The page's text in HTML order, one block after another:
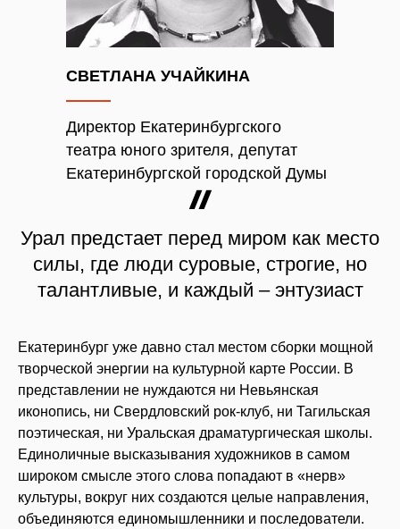
СВЕТЛАНА УЧАЙКИНА
Директор Екатеринбургского
театра юного зрителя, депутат
Екатеринбургской городской Думы
Урал предстает перед миром как место
силы, где люди суровые, строгие, но
талантливые, и каждый – энтузиаст
Екатеринбург уже давно стал местом сборки мощной
творческой энергии на культурной карте России. В
представлении не нуждаются ни Невьянская
иконопись, ни Свердловский рок-клуб, ни Тагильская
поэтическая, ни Уральская драматургическая школы.
Единоличные высказывания художников в самом
широком смысле этого слова попадают в «нерв»
культуры, вокруг них создаются целые направления,
объединяются единомышленники и последователи.